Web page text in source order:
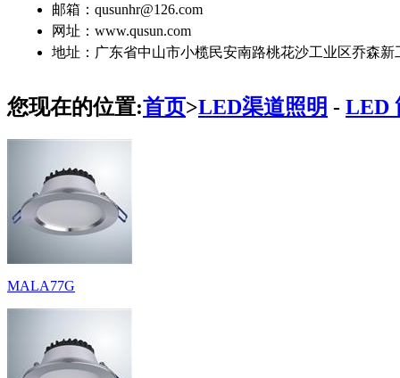
邮箱：qusunhr@126.com
网址：www.qusun.com
地址：广东省中山市小榄民安南路桃花沙工业区乔森新
您现在的位置:首页>LED渠道照明 - LED
MALA77G